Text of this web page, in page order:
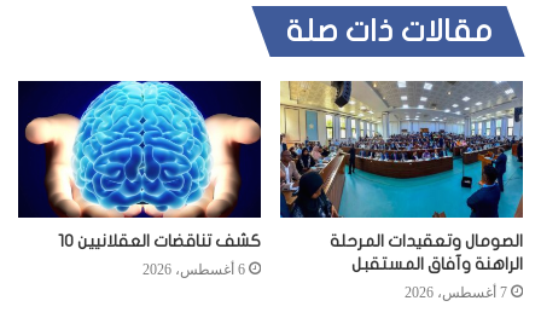
مقالات ذات صلة
الصومال وتعقيدات المرحلة
الراهنة وآفاق المستقبل
7 أغسطس، 2026
كشف تناقضات العقلانيين 10
6 أغسطس، 2026